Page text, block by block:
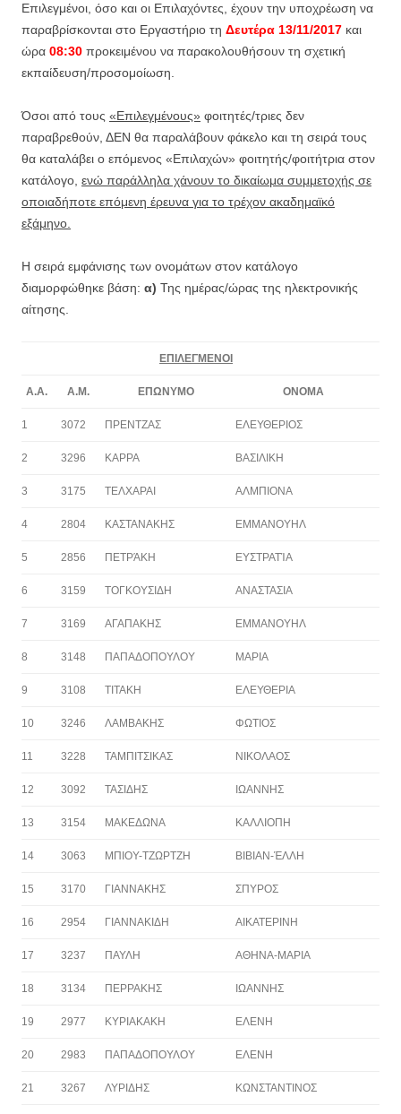
Επιλεγμένοι, όσο και οι Επιλαχόντες, έχουν την υποχρέωση να
παραβρίσκονται στο Εργαστήριο τη Δευτέρα 13/11/2017 και
ώρα 08:30 προκειμένου να παρακολουθήσουν τη σχετική
εκπαίδευση/προσομοίωση.
Όσοι από τους «Επιλεγμένους» φοιτητές/τριες δεν
παραβρεθούν, ΔΕΝ θα παραλάβουν φάκελο και τη σειρά τους
θα καταλάβει ο επόμενος «Επιλαχών» φοιτητής/φοιτήτρια στον
κατάλογο, ενώ παράλληλα χάνουν το δικαίωμα συμμετοχής σε
οποιαδήποτε επόμενη έρευνα για το τρέχον ακαδημαϊκό
εξάμηνο.
Η σειρά εμφάνισης των ονομάτων στον κατάλογο
διαμορφώθηκε βάση: α) Της ημέρας/ώρας της ηλεκτρονικής
αίτησης.
ΕΠΙΛΕΓΜΕΝΟΙ
Α.Α. Α.Μ. ΕΠΩΝΥΜΟ ΟΝΟΜΑ
1 3072 ΠΡΕΝΤΖΑΣ ΕΛΕΥΘΕΡΙΟΣ
2 3296 ΚΑΡΡΑ ΒΑΣΙΛΙΚΗ
3 3175 ΤΕΛΧΑΡΑΙ ΑΛΜΠΙΟΝΑ
4 2804 ΚΑΣΤΑΝΑΚΗΣ ΕΜΜΑΝΟΥΗΛ
5 2856 ΠΕΤΡΆΚΗ ΕΥΣΤΡΑΤΊΑ
6 3159 ΤΟΓΚΟΥΣΙΔΗ ΑΝΑΣΤΑΣΙΑ
7 3169 ΑΓΑΠΑΚΗΣ ΕΜΜΑΝΟΥΗΛ
8 3148 ΠΑΠΑΔΟΠΟΥΛΟΥ ΜΑΡΙΑ
9 3108 ΤΙΤΑΚΗ ΕΛΕΥΘΕΡΙΑ
10 3246 ΛΑΜΒΑΚΗΣ ΦΩΤΙΟΣ
11 3228 ΤΑΜΠΙΤΣΙΚΑΣ ΝΙΚΟΛΑΟΣ
12 3092 ΤΑΣΙΔΗΣ ΙΩΑΝΝΗΣ
13 3154 ΜΑΚΕΔΩΝΑ ΚΑΛΛΙΟΠΗ
14 3063 ΜΠΙΟΥ-ΤΖΩΡΤΖΗ ΒΙΒΙΑΝ-ΈΛΛΗ
15 3170 ΓΙΑΝΝΑΚΗΣ ΣΠΥΡΟΣ
16 2954 ΓΙΑΝΝΑΚΙΔΗ ΑΙΚΑΤΕΡΙΝΗ
17 3237 ΠΑΥΛΗ ΑΘΗΝΑ-ΜΑΡΙΑ
18 3134 ΠΕΡΡΑΚΗΣ ΙΩΑΝΝΗΣ
19 2977 ΚΥΡΙΑΚΑΚΗ ΕΛΕΝΗ
20 2983 ΠΑΠΑΔΟΠΟΥΛΟΥ ΕΛΕΝΗ
21 3267 ΛΥΡΙΔΗΣ ΚΩΝΣΤΑΝΤΙΝΟΣ